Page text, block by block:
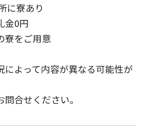
に寮あり
金0円
寮をご用意
によって内容が異なる可能性が
合せください。